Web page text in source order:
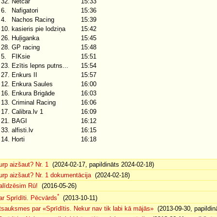
6.
Nafigatori
15:36
4.
Nachos Racing
15:39
10. kasieris pie lodziņa
15:42
26. Huļiganka
15:45
28. GP racing
15:48
5.
FIKsie
15:51
23. Ezītis lepns putns...
15:54
27. Enkurs II
15:57
12. Enkura Saules
16:00
16. Enkura Brigāde
16:03
13. Criminal Racing
16:06
17. Calibra.lv 1
16:09
21. BAGI
16:12
33. alfisti.lv
16:15
14. Horti 16:18
aizšaut? Nr. 1 (2024-02-17, papildināts 2024-02-18)
aizšaut? Nr. 1 dokumentācija(2024-02-18)
Rū! (2016-05-26)
Sprīdīti. Pēcvārds*
(2013-10-11)
par «Sprīdītis. Nekur nav tik labi kā mājās» (2013-09-30,